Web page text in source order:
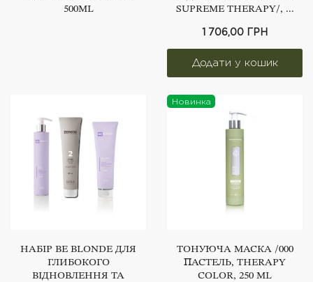
500ML
SUPREME THERAPY/, ...
1 706,00 ГРН
НАБІР BE BLONDE ДЛЯ
ГЛИБОКОГО
ВІДНОВЛЕННЯ ТА
Новинка
ТОНУЮЧА МАСКА /000
ПАСТЕЛЬ, THERAPY
COLOR, 250 ML